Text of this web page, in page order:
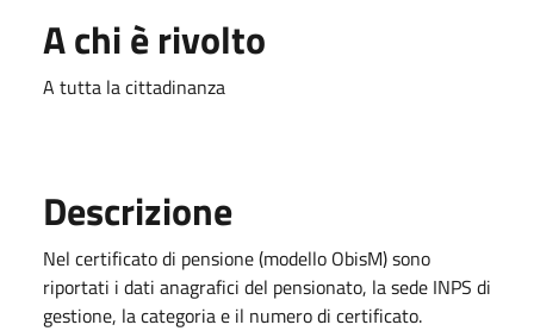
A chi è rivolto
A tutta la cittadinanza
Descrizione
Nel certificato di pensione (modello ObisM) sono
riportati i dati anagrafici del pensionato, la sede INPS di
gestione, la categoria e il numero di certificato.